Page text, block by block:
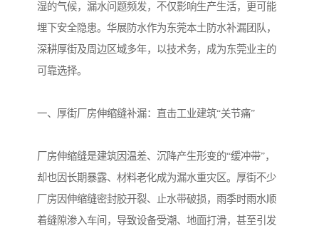
湿的气候，漏水问题频发，不仅影响生产生活，更可能
埋下安全隐患。华展防水作为东莞本土防水补漏团队，
深耕厚街及周边区域多年，以技术务，成为东莞业主的
可靠选择。
一、厚街厂房伸缩缝补漏：直击工业建筑“关节痛”
厂房伸缩缝是建筑因温差、沉降产生形变的“缓冲带”，
却也因长期暴露、材料老化成为漏水重灾区。厚街不少
厂房因伸缩缝密封胶开裂、止水带破损，雨季时雨水顺
着缝隙渗入车间，导致设备受潮、地面打滑，甚至引发